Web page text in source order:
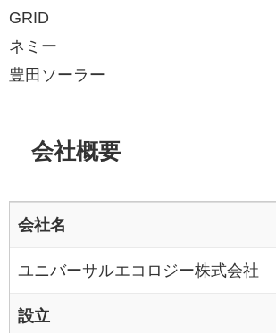
GRID
ネミー
豊田ソーラー
会社概要
会社名
ユニバーサルエコロジー株式会社
設立